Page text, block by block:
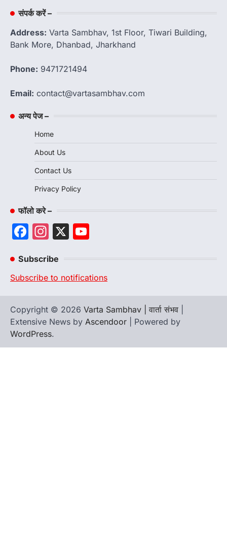
संपर्क करें –
Address: Varta Sambhav, 1st Floor, Tiwari Building,
Bank More, Dhanbad, Jharkhand
Phone: 9471721494
Email: contact@vartasambhav.com
अन्य पेज –
Home
About Us
Contact Us
Privacy Policy
फॉलो करे –
Facebook
Instagram
X
Subscribe
Subscribe to notifications
Copyright © 2026 Varta Sambhav | वार्ता संभव
Extensive News by Ascendoor | Powered by
WordPress.